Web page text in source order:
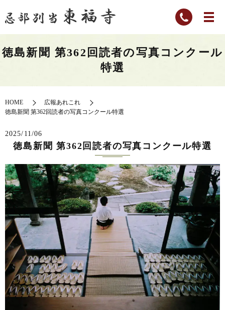
徳島新聞 第362回読者の写真コンクール
特選
HOME
広報あれこれ
徳島新聞 第362回読者の写真コンクール特選
2025/11/06
徳島新聞 第362回読者の写真コンクール特選